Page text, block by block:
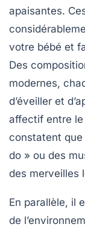
apaisantes.
votre bébé et
Des
modernes,
d’éveiller et
affectif entre le
constatent que
do » ou des
des merveilles
En parallèle, il
de